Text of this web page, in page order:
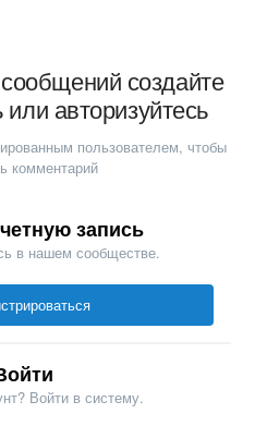
создайте
авторизуйтесь
пользователем, чтобы
комментарий
запись
в нашем сообществе.
Войти в систему.